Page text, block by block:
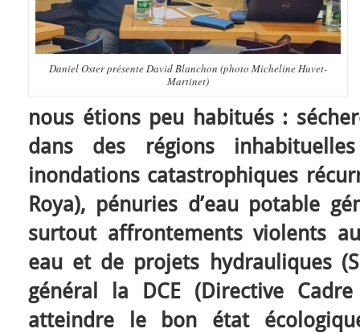
Daniel Oster présente David Blanchon (photo Micheline Huvet-
Martinet)
nous étions peu habitués :
dans des régions
inondations catastrophiques
Roya), pénuries d’eau potable
surtout affrontements violents
eau et de projets hydrauliques
général la DCE (Directive
atteindre le bon état